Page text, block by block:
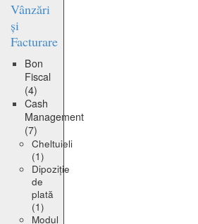
Vânzări
și
Facturare
Bon
Fiscal
(4)
Cash
Management
(7)
Cheltuieli
(1)
Dipoziție
de
plată
(1)
Modul